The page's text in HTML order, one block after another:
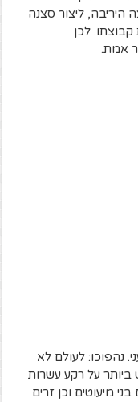
ליצור סצנה
לכן
אמת.
נהפוכו: לעולם לא
על רקע עשרות
מיעוטים וכן זרים